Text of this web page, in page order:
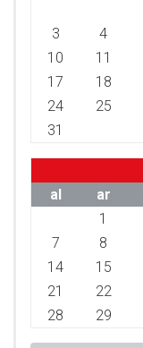
3
4
10
11
17
18
24
25
31
al
ar
1
7
8
14
15
21
22
28
29